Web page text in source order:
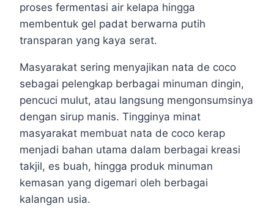
proses fermentasi air kelapa hingga
membentuk gel padat berwarna putih
transparan yang kaya serat.
Masyarakat sering menyajikan nata de coco
sebagai pelengkap berbagai minuman dingin,
pencuci mulut, atau langsung mengonsumsinya
dengan sirup manis. Tingginya minat
masyarakat membuat nata de coco kerap
menjadi bahan utama dalam berbagai kreasi
takjil, es buah, hingga produk minuman
kemasan yang digemari oleh berbagai
kalangan usia.